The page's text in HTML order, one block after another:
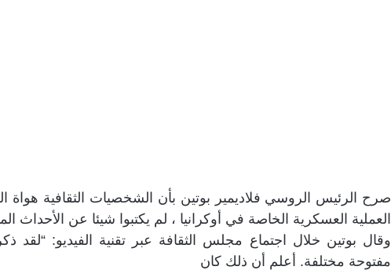
صرح الرئيس الروسي فلاديمير بوتين بأن الشخصيات الثقافية هواة
العملية العسكرية الخاصة في أوكرانيا ، لم يكتبوا شيئا عن
وقال بوتين خلال اجتماع مجلس الثقافة عبر تقنية الفيديو: “لقد
مفتوحة مختلفة. أعلم أن ذلك كان